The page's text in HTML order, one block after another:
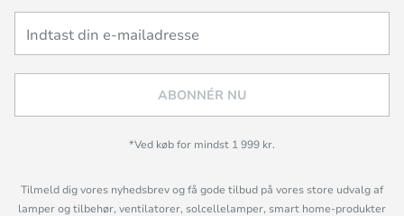
ABONNÉR NU
*Ved køb for mindst 1 999 kr.
Tilmeld dig vores nyhedsbrev og få gode tilbud på vores store udvalg af
lamper og tilbehør, ventilatorer, solcellelamper, smart home-produkter